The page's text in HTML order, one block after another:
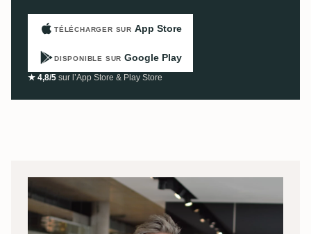
TÉLÉCHARGER SUR App Store
DISPONIBLE SUR Google Play
★ 4,8/5 sur l’App Store & Play Store